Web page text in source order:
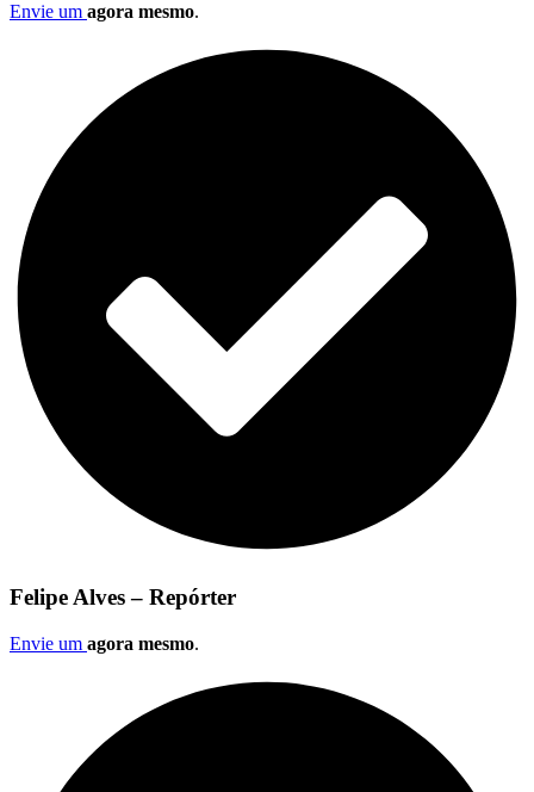
Envie um agora mesmo.
Felipe Alves – Repórter
Envie um agora mesmo.